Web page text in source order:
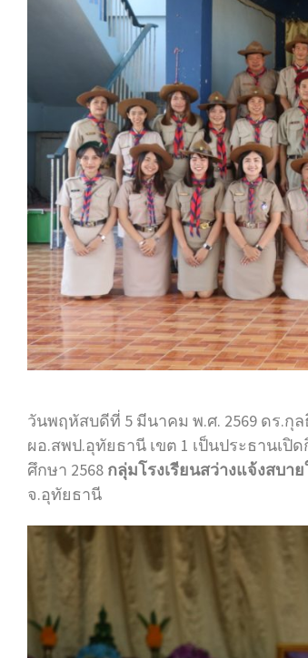
วันพฤหัสบดีที่ 5 มีนาคม พ.ศ. 2569 ดร.กุ
ผอ.สพป.อุทัยธานี เขต 1 เป็นประธานเ
ศึกษา 2568 กลุ่มโรงเรียนสว่างแจ้งสบาย
จ.อุทัยธานี